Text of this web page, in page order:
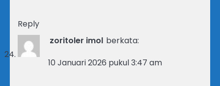
Reply
zoritoler imol berkata:
10 Januari 2026 pukul 3:47 am